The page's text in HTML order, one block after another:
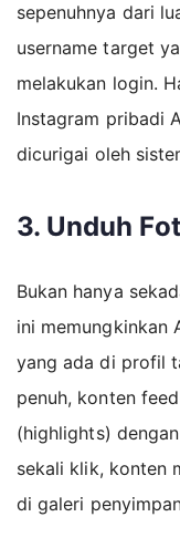
sepenuhnya dari
username target
melakukan login.
Instagram pribadi
dicurigai oleh
3. Unduh
Bukan hanya
ini memungkinkan
yang ada di profil
penuh, konten
(highlights)
sekali klik, konten
di galeri